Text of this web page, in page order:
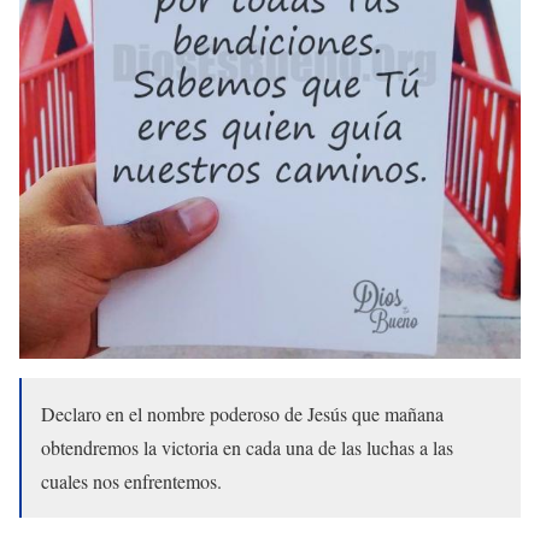
Declaro en el nombre poderoso de Jesús que mañana
obtendremos la victoria en cada una de las luchas a las
cuales nos enfrentemos.